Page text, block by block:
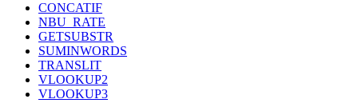
CONCATIF
NBU_RATE
GETSUBSTR
SUMINWORDS
TRANSLIT
VLOOKUP2
VLOOKUP3